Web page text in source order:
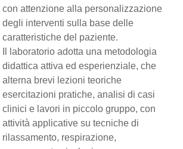
con attenzione alla personalizzazione
degli interventi sulla base delle
caratteristiche del paziente.
Il laboratorio adotta una metodologia
didattica attiva ed esperienziale, che
alterna brevi lezioni teoriche
esercitazioni pratiche, analisi di casi
clinici e lavori in piccolo gruppo, con
attività applicative su tecniche di
rilassamento, respirazione,